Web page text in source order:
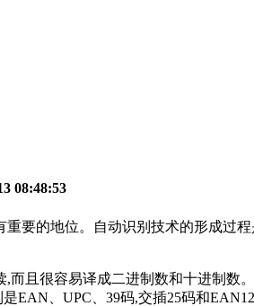
08:48:53
要的地位。自动识别技术的形成过
且很容易译成二进制数和十进制数
EAN、UPC、39码,交插25码和